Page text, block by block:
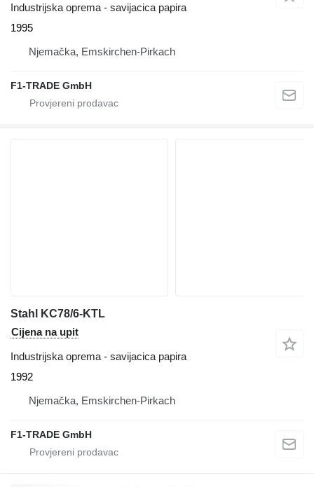
Industrijska oprema - savijacica papira
1995
Njemačka, Emskirchen-Pirkach
F1-TRADE GmbH
Stahl KC78/6-KTL
Cijena na upit
Industrijska oprema - savijacica papira
1992
Njemačka, Emskirchen-Pirkach
F1-TRADE GmbH